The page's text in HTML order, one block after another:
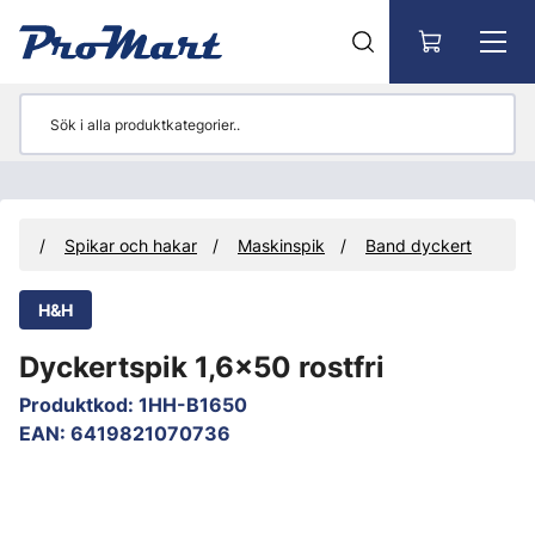
Spikar och hakar Maskinspik Band dyckert
H&H
Dyckertspik 1,6x50 rostfri
Produktkod: 1HH-B1650
EAN: 6419821070736